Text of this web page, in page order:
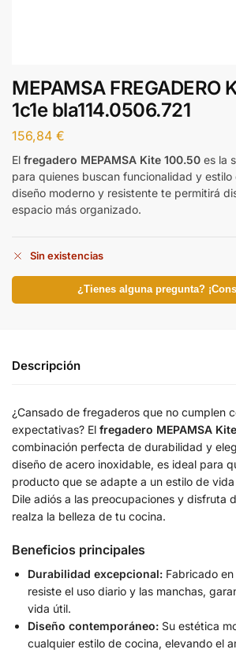
MEPAMSA FREGADERO
1c1e bla114.0506.721
156,84 €
El fregadero MEPAMSA Kite 100.50 es la
para quienes buscan funcionalidad y estilo
diseño moderno y resistente te permitirá
espacio más organizado.
Sin existencias
¿Tienes alguna pregunta?
Descripción
¿Cansado de fregaderos que no cumplen
expectativas? El fregadero MEPAMSA
combinación perfecta de durabilidad y
diseño de acero inoxidable, es ideal para
producto que se adapte a un estilo de
Dile adiós a las preocupaciones y disfruta
realza la belleza de tu cocina.
Beneficios principales
Durabilidad excepcional: Fabricado
resiste el uso diario y las manchas,
vida útil.
Diseño contemporáneo: Su estética
cualquier estilo de cocina, elevando el